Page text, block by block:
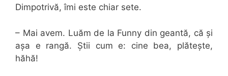
Dimpotrivă, îmi este chiar sete.
– Mai avem. Luăm de la Funny din geantă, că și
așa e rangă. Știi cum e: cine bea, plătește,
hăhă!